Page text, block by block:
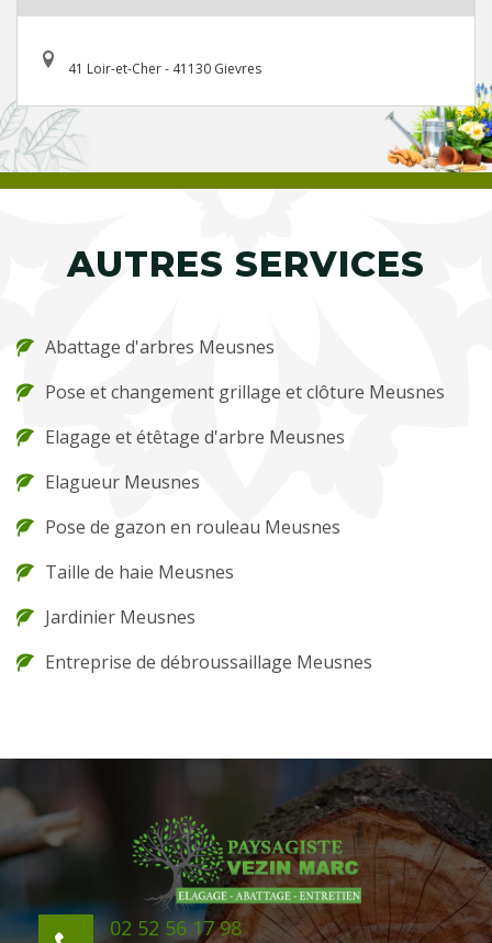
41 Loir-et-Cher - 41130 Gievres
AUTRES SERVICES
Abattage d'arbres Meusnes
Pose et changement grillage et clôture Meusnes
Elagage et étêtage d'arbre Meusnes
Elagueur Meusnes
Pose de gazon en rouleau Meusnes
Taille de haie Meusnes
Jardinier Meusnes
Entreprise de débroussaillage Meusnes
02 52 56 17 98